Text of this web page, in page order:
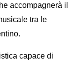
accompagnerà il
tra le
capace di